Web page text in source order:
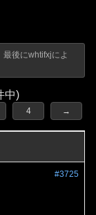
最後にwhtifxjによ
中)
4 →
#3725